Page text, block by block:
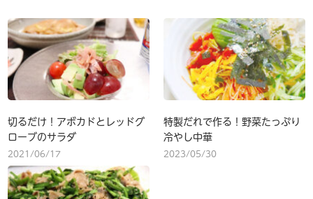
切るだけ！アボカドとレッドグ
ローブのサラダ
2021/06/17
特製だれで作る！野菜たっぷり
冷やし中華
2023/05/30